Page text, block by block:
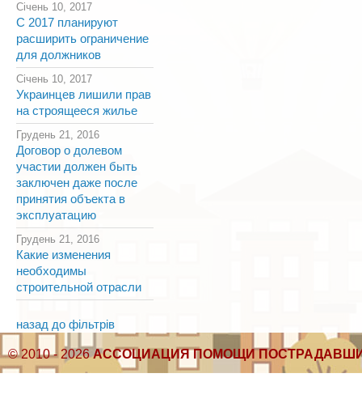
Січень 10, 2017
С 2017 планируют
расширить ограничение
для должников
Січень 10, 2017
Украинцев лишили прав
на строящееся жилье
Грудень 21, 2016
Договор о долевом
участии должен быть
заключен даже после
принятия объекта в
эксплуатацию
Грудень 21, 2016
Какие изменения
необходимы
строительной отрасли
назад до фільтрів
© 2010 - 2026АССОЦИАЦИЯ ПОМОЩИ